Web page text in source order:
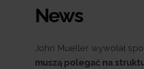
News
John Mueller wywołał
muszą polegać na